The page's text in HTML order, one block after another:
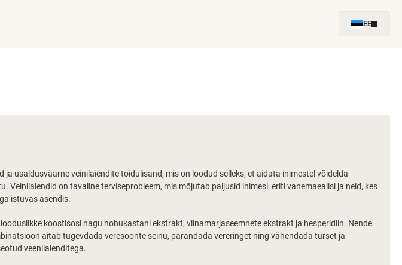
EE
ja usaldusväärne veinilaiendite toidulisand, mis on loodud selleks, et aidata inimestel võidelda
Veinilaiendid on tavaline terviseprobleem, mis mõjutab paljusid inimesi, eriti vanemaealisi ja neid, kes
istuvas asendis.
koostisosi nagu hobukastani ekstrakt, viinamarjaseemnete ekstrakt ja hesperidiin. Nende
aitab tugevdada veresoonte seinu, parandada vereringet ning vähendada turset ja
veenilaienditega.